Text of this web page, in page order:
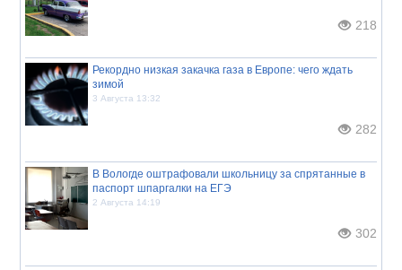
218
Рекордно низкая закачка газа в Европе: чего ждать
зимой
3 Августа 13:32
282
В Вологде оштрафовали школьницу за спрятанные в
паспорт шпаргалки на ЕГЭ
2 Августа 14:19
302